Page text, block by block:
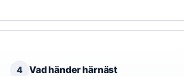
4 Vad händer härnäst